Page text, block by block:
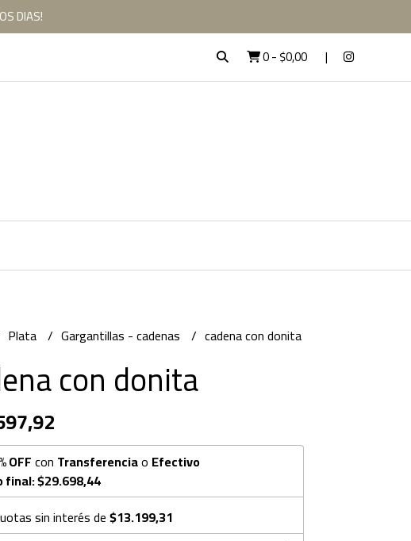
DIAS!
0-$0,00
Plata Gargantillas - cadenas cadena con donita
con donita
OFFcon Transferenciao Efectivo
final:$29.698,44
sin interés de$13.199,31